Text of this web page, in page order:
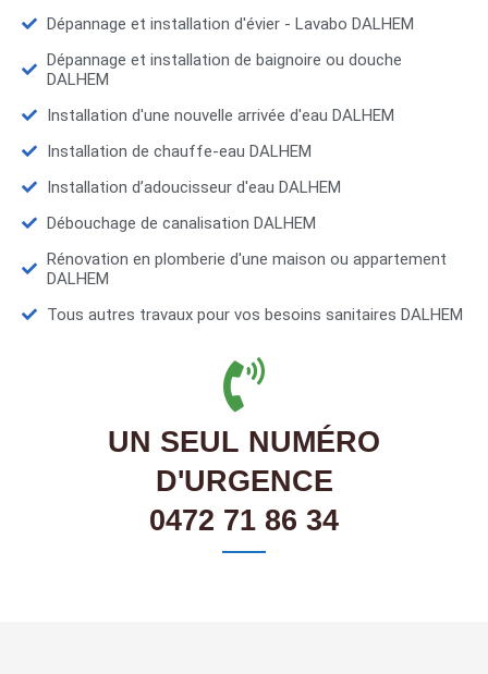
Dépannage et installation d'évier - Lavabo DALHEM
Dépannage et installation de baignoire ou douche
DALHEM
Installation d'une nouvelle arrivée d'eau DALHEM
Installation de chauffe-eau DALHEM
Installation d’adoucisseur d'eau DALHEM
Débouchage de canalisation DALHEM
Rénovation en plomberie d'une maison ou appartement
DALHEM
Tous autres travaux pour vos besoins sanitaires DALHEM
UN SEUL NUMÉRO
D'URGENCE
0472 71 86 34